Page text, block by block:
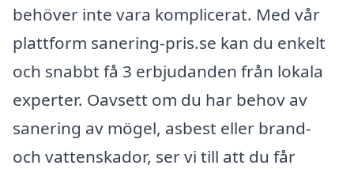
behöver inte vara komplicerat. Med vår
plattform sanering-pris.se kan du enkelt
och snabbt få 3 erbjudanden från lokala
experter. Oavsett om du har behov av
sanering av mögel, asbest eller brand-
och vattenskador, ser vi till att du får